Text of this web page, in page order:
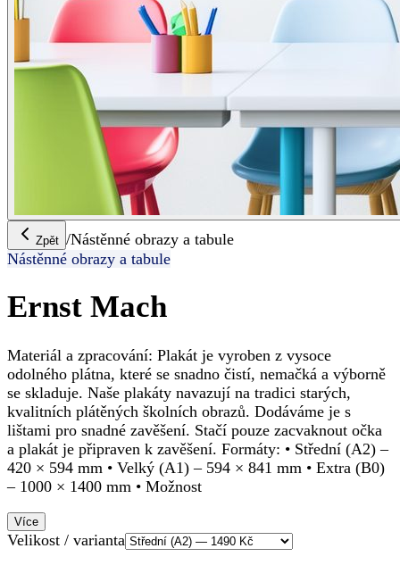
Zpět /Nástěnné obrazy a tabule
Nástěnné obrazy a tabule
Ernst Mach
Materiál a zpracování: Plakát je vyroben z vysoce
odolného plátna, které se snadno čistí, nemačká a výborně
se skladuje. Naše plakáty navazují na tradici starých,
kvalitních plátěných školních obrazů. Dodáváme je s
lištami pro snadné zavěšení. Stačí pouze zacvaknout očka
a plakát je připraven k zavěšení. Formáty: • Střední (A2) –
420 × 594 mm • Velký (A1) – 594 × 841 mm • Extra (B0)
– 1000 × 1400 mm • Možnost
Více
Velikost / varianta